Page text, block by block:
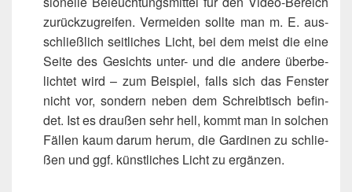
zurück­zu­grei­fen. Ver­mei­den soll­te man m. E. aus­
schließ­lich seit­li­ches Licht, bei dem meist die eine
Sei­te des Gesichts unter- und die ande­re über­be­
lich­tet wird – zum Bei­spiel, falls sich das Fens­ter
nicht vor, son­dern neben dem Schreib­tisch befin­
det. Ist es drau­ßen sehr hell, kommt man in sol­chen
Fäl­len kaum dar­um her­um, die Gar­di­nen zu schlie­
ßen und ggf. künst­li­ches Licht zu ergänzen.